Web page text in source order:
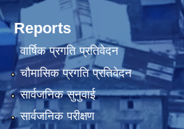
Reports
वार्षिक प्रगति प्रतिवेदन
चौमासिक प्रगति प्रतिवेदन
सार्वजनिक सुनुवाई
सार्वजनिक परीक्षण